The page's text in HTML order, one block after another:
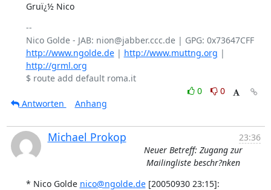
Gruï¿½ Nico
--
Nico Golde - JAB: nion@jabber.ccc.de | GPG: 0x73647CFF
http://www.ngolde.de | http://www.muttng.org
http://grml.org
$ route add default roma.it
0
0
Antworten
Anhang
Michael Prokop
23:36
Neuer Betreff: Zugang zur
Mailingliste beschr?nken
* Nico Golde nico@ngolde.de [20050930 23:15]: